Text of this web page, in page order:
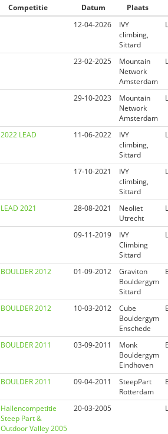
Competitie Datum
Plaats
12-04-2026
IVY
climbing,
Sittard
23-02-2025
Mountain
Network
Amsterdam
29-10-2023
Mountain
Network
Amsterdam
2022 LEAD 11-06-2022
IVY
climbing,
Sittard
17-10-2021
IVY
climbing,
Sittard
LEAD 2021 28-08-2021
Neoliet
Utrecht
09-11-2019
IVY
Climbing
Sittard
BOULDER 2012 01-09-2012
Graviton
Bouldergym
Sittard
BOULDER 2012 10-03-2012
Cube
Bouldergym
Enschede
BOULDER 2011 03-09-2011
Monk
Bouldergym
Eindhoven
BOULDER 2011 09-04-2011
SteepPart
Rotterdam
Hallencompetitie
Steep Part &
Outdoor Valley 2005
20-03-2005